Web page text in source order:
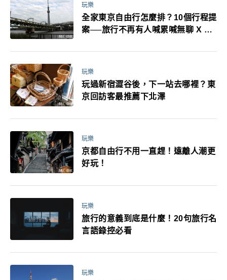
玩樂
全家東京自由行怎麼排？10個行程提
案──旅行不再有人喊累喊無聊 X 爸
玩樂
玩過新宿澀谷後，下一站去哪裡？東
京回訪客最推薦下北澤
玩樂
京都自由行不用一直趕！遠離人潮更
好玩！
玩樂
旅行的意義到底是什麼！20句旅行名
言語錄控必看
玩樂